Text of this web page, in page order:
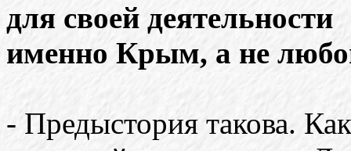
для своей деятельности
именно Крым, а не
- Предыстория такова.